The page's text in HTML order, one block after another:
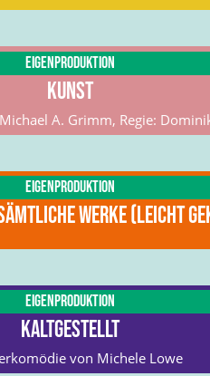
Eigenproduktion
Kunst
A. Grimm, Regie:
Eigenproduktion
Werke (leicht
Eigenproduktion
Kaltgestellt
von Michele Lowe